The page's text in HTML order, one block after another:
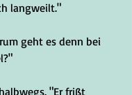
langweilt."
geht es denn bei
"Er frißt